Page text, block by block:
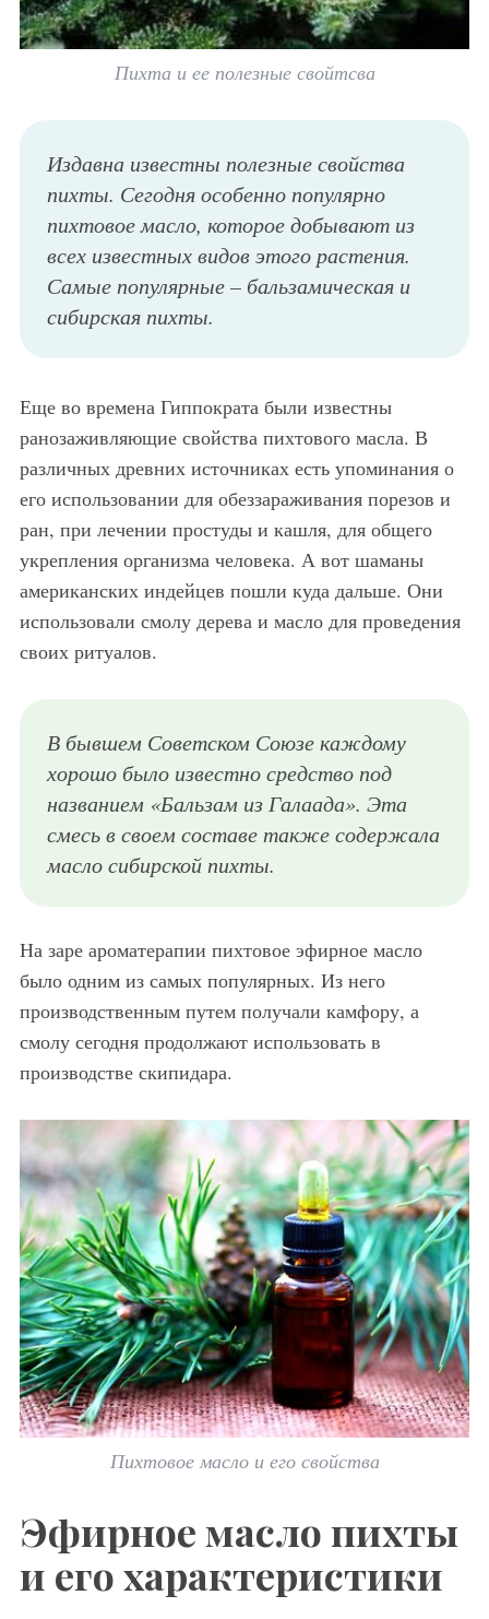
Пихта и ее полезные свойтсва
Издавна известны полезные свойства
пихты. Сегодня особенно популярно
пихтовое масло, которое добывают из
всех известных видов этого растения.
Самые популярные – бальзамическая и
сибирская пихты.
Еще во времена Гиппократа были известны
ранозаживляющие свойства пихтового масла. В
различных древних источниках есть упоминания о
его использовании для обеззараживания порезов и
ран, при лечении простуды и кашля, для общего
укрепления организма человека. А вот шаманы
американских индейцев пошли куда дальше. Они
использовали смолу дерева и масло для проведения
своих ритуалов.
В бывшем Советском Союзе каждому
хорошо было известно средство под
названием «Бальзам из Галаада». Эта
смесь в своем составе также содержала
масло сибирской пихты.
На заре ароматерапии пихтовое эфирное масло
было одним из самых популярных. Из него
производственным путем получали камфору, а
смолу сегодня продолжают использовать в
производстве скипидара.
Пихтовое масло и его свойства
Эфирное масло пихты
и его характеристики